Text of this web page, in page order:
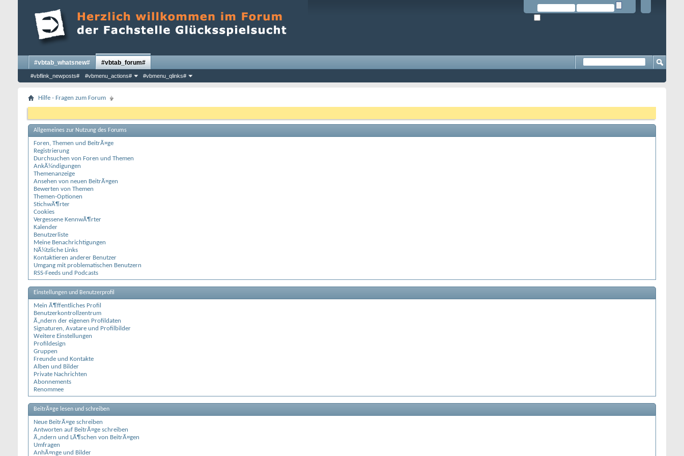
#vbtab_whatsnew# #vbtab_forum#
#vbflink_newposts# #vbmenu_actions# #vbmenu_qlinks#
Hilfe - Fragen zum Forum
Allgemeines zur Nutzung des Forums
Foren, Themen und BeitrÃ¤ge
Registrierung
Durchsuchen von Foren und Themen
AnkÃ¼ndigungen
Themenanzeige
Ansehen von neuen BeitrÃ¤gen
Bewerten von Themen
Themen-Optionen
StichwÃ¶rter
Cookies
Vergessene KennwÃ¶rter
Kalender
Benutzerliste
Meine Benachrichtigungen
NÃ¼tzliche Links
Kontaktieren anderer Benutzer
Umgang mit problematischen Benutzern
RSS-Feeds und Podcasts
Einstellungen und Benutzerprofil
Mein Ã¶ffentliches Profil
Benutzerkontrollzentrum
Ã„ndern der eigenen Profildaten
Signaturen, Avatare und Profilbilder
Weitere Einstellungen
Profildesign
Gruppen
Freunde und Kontakte
Alben und Bilder
Private Nachrichten
Abonnements
Renommee
BeitrÃ¤ge lesen und schreiben
Neue BeitrÃ¤ge schreiben
Antworten auf BeitrÃ¤ge schreiben
Ã„ndern und LÃ¶schen von BeitrÃ¤gen
Umfragen
AnhÃ¤nge und Bilder